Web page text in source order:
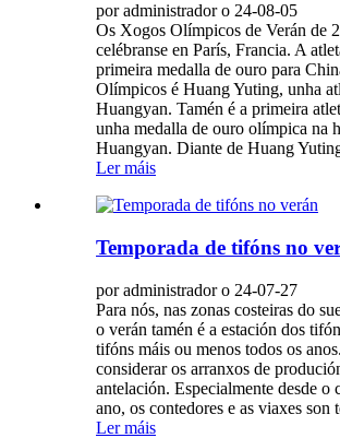
por administrador o 24-08-05
Os Xogos Olímpicos de Verán de
celébranse en París, Francia. A
primeira medalla de ouro para
Olímpicos é Huang Yuting, unha
Huangyan. Tamén é a primeira
unha medalla de ouro olímpica na
Huangyan. Diante de Huang
Ler máis
Temporada de tifóns no
por administrador o 24-07-27
Para nós, nas zonas costeiras do
o verán tamén é a estación dos
tifóns máis ou menos todos os
considerar os arranxos de
antelación. Especialmente desde o
ano, os contedores e as viaxes son
Ler máis